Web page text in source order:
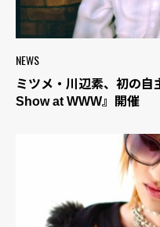
NEWS
ミツメ・川辺素、初の自
Show at WWW』開催